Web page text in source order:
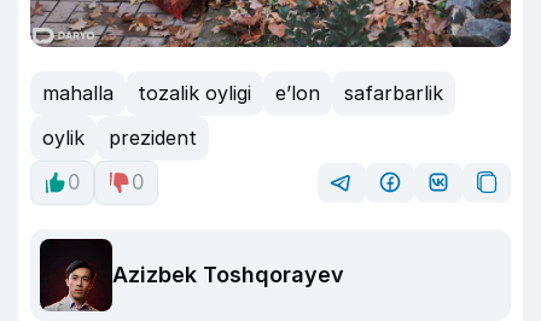
mahalla tozalik oyligi e’lon
safarbarlik
oylik
prezident
0
0
Azizbek Toshqorayev